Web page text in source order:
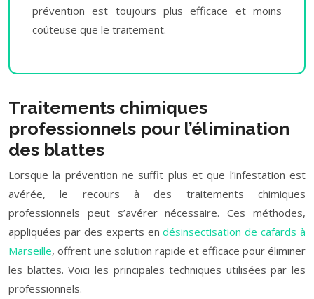
prévention est toujours plus efficace et moins
coûteuse que le traitement.
Traitements chimiques
professionnels pour l’élimination
des blattes
Lorsque la prévention ne suffit plus et que l’infestation est
avérée, le recours à des traitements chimiques
professionnels peut s’avérer nécessaire. Ces méthodes,
appliquées par des experts endésinsectisation de cafards à
Marseille, offrent une solution rapide et efficace pour éliminer
les blattes. Voici les principales techniques utilisées par les
professionnels.